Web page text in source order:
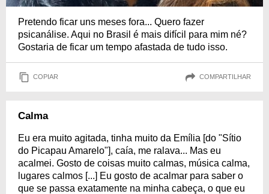
Pretendo ficar uns meses fora... Quero fazer
psicanálise. Aqui no Brasil é mais difícil para mim né?
Gostaria de ficar um tempo afastada de tudo isso.
COPIAR COMPARTILHAR
Calma
Eu era muito agitada, tinha muito da Emília [do "Sítio
do Picapau Amarelo"], caía, me ralava... Mas eu
acalmei. Gosto de coisas muito calmas, música calma,
lugares calmos [...] Eu gosto de acalmar para saber o
que se passa exatamente na minha cabeça, o que eu